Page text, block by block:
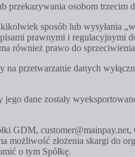
przekazywania osobom
sposób lub wysyłania
prawnymi i regulacyjnymi
również prawo do
przetwarzanie danych
dane zostały
GDM,
możliwość złożenia skargi do
o tym Spółkę.